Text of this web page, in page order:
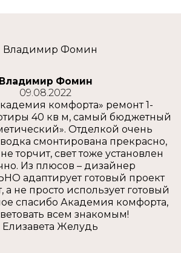
Владимир Фомин
09.08.2022
комфорта» ремонт 1-
40 кв м, самый бюджетный
Отделкой очень
смонтирована прекрасно,
торчит, свет тоже установлен
Из плюсов – дизайнер
адаптирует готовый проект
а не просто использует готовый
спасибо Академия комфорта,
всем знакомым!